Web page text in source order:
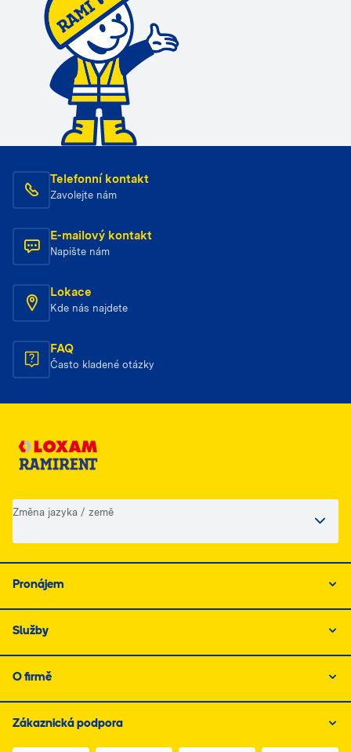
Telefonní kontakt
Zavolejte nám
E-mailový kontakt
Napište nám
Lokace
Kde nás najdete
FAQ
Často kladené otázky
Změna jazyka / země
Pronájem
Služby
O firmě
Zákaznická podpora